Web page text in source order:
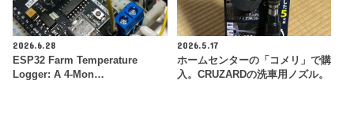
2026.6.28
ESP32 Farm Temperature
Logger: A 4-Mon…
2026.5.17
ホームセンターの「コメリ」で購
入。CRUZARDの洗車用ノズル。